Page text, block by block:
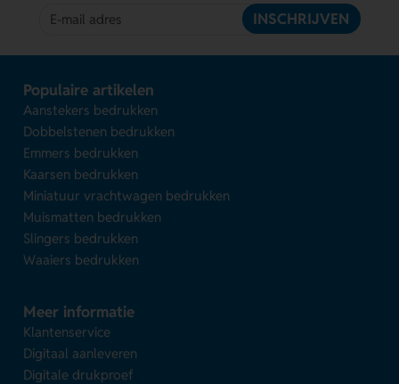
INSCHRIJVEN
Populaire artikelen
Aanstekers bedrukken
Dobbelstenen bedrukken
Emmers bedrukken
Kaarsen bedrukken
Miniatuur vrachtwagen bedrukken
Muismatten bedrukken
Slingers bedrukken
Waaiers bedrukken
Meer informatie
Klantenservice
Digitaal aanleveren
Digitale drukproef